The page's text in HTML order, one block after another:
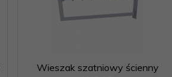
Wieszak szatniowy ścienny